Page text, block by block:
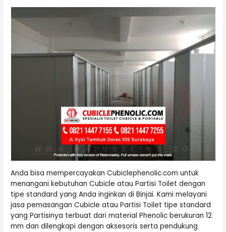
Anda bisa mempercayakan Cubiclephenolic.com untuk
menangani kebutuhan Cubicle atau Partisi Toilet dengan
tipe standard yang Anda inginkan di Binjai. Kami melayani
jasa pemasangan Cubicle atau Partisi Toilet tipe standard
yang Partisinya terbuat dari material Phenolic berukuran 12
mm dan dilengkapi dengan aksesoris serta pendukung